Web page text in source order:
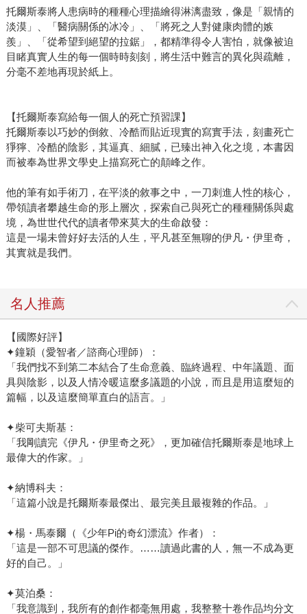
托爾斯泰將人患病時的種種心理描繪得淋漓盡致，像是「親情的
淡漠」、「醫病關係的冰冷」、「將死之人對健康肉體的嫉
羨」、「從希望到絕望的拉鋸」，都精準得令人害怕，就像被迫
目睹真實人生的每一個時時刻刻，將生活中難言的異化與疏離，
分毫不差地再現於紙上。
【托爾斯泰寫給每一個人的死亡預習課】
托爾斯泰以巧妙的倒敘、冷酷而貼近現實的寫實手法，刻畫死亡
猙獰、冷酷的陰影，其逼真、細膩，已臻出神入化之境，本書因
而被奉為世界文學史上描寫死亡的顛峰之作。
他的筆有如手術刀，在平淡的敘事之中，一刀刺進人性的核心，
帶領讀者攀越生命的形上層次，探索自己與死亡的種種關係與處
境，為世世代代的讀者帶來莫大的生命啟發：
這是一場未曾好好去活的人生，平凡甚至無聊的伊凡・伊里奇，
其實就是我們。
名人推薦
【國際好評】
✦鐘穎（愛智者／諮商心理師）：
「我們找不到第二本結合了生命意義、臨終過程、中年議題、面
具與陰影，以及人情冷暖這麼多議題的小說，而且是用這麼短的
篇幅，以及這麼簡單直白的語言。」
✦柴可夫斯基：
「我剛讀完《伊凡・伊里奇之死》，更加確信托爾斯泰是地球上
最偉大的作家。」
✦納博科夫：
「這篇小說是托爾斯泰最傑出、最完美且最複雜的作品。」
✦楊・馬泰爾（《少年Pi的奇幻漂流》作者）：
「這是一部不可思議的傑作。……讀過此書的人，無一不成為更
好的自己。」
✦莫泊桑：
「我意識到，我所有的創作都毫無用處，我整整十卷作品均分文